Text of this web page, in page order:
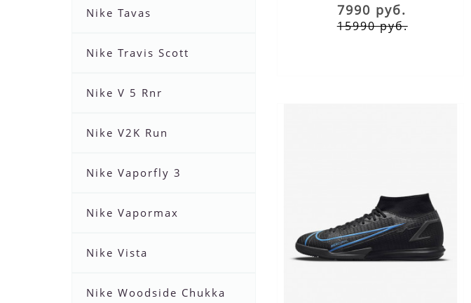
Nike Tavas
Nike Travis Scott
Nike V 5 Rnr
Nike V2K Run
Nike Vaporfly 3
Nike Vapormax
Nike Vista
Nike Woodside Chukka
7990 руб.
15990 руб.